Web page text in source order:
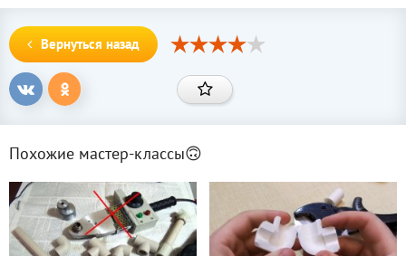
Вернуться назад
Похожие мастер-классы🙃